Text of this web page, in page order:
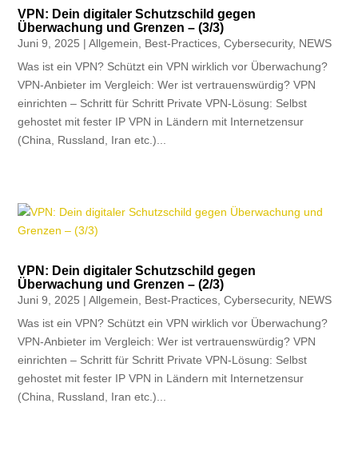
VPN: Dein digitaler Schutzschild gegen
Überwachung und Grenzen – (3/3)
Juni 9, 2025 |Allgemein Best-Practices ,Cybersecurity, NEWS
Was ist ein VPN? Schützt ein VPN wirklich vor Überwachung?
VPN-Anbieter im Vergleich: Wer ist vertrauenswürdig? VPN
einrichten – Schritt für Schritt Private VPN-Lösung: Selbst
gehostet mit fester IP VPN in Ländern mit Internetzensur
(China, Russland, Iran etc.)...
VPN: Dein digitaler Schutzschild gegen
Überwachung und Grenzen – (2/3)
Juni 9, 2025 |Allgemein Best-Practices ,Cybersecurity, NEWS
Was ist ein VPN? Schützt ein VPN wirklich vor Überwachung?
VPN-Anbieter im Vergleich: Wer ist vertrauenswürdig? VPN
einrichten – Schritt für Schritt Private VPN-Lösung: Selbst
gehostet mit fester IP VPN in Ländern mit Internetzensur
(China, Russland, Iran etc.)...